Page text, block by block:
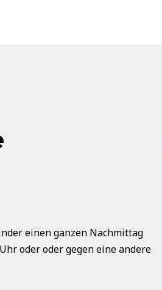
einen ganzen Nachmittag
oder oder gegen eine andere